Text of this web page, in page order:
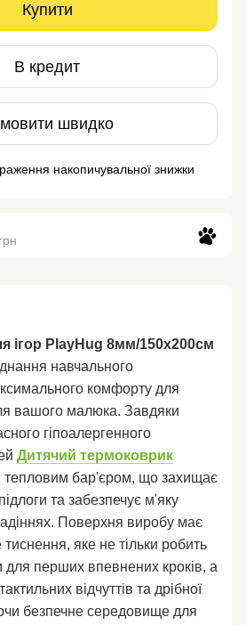
Купити
В кредит
швидко
накопичувальної знижки
ігор PlayHug 8мм/150х200см
навчального
комфорту для
вашого малюка. Завдяки
гіпоалергенного
Дитячий термоковрик
тепловим бар'єром, що захищає
та забезпечує м'яку
Поверхня виробу має
яке не тільки робить
для перших впевнених кроків, а
відчуттів та дрібної
безпечне середовище для